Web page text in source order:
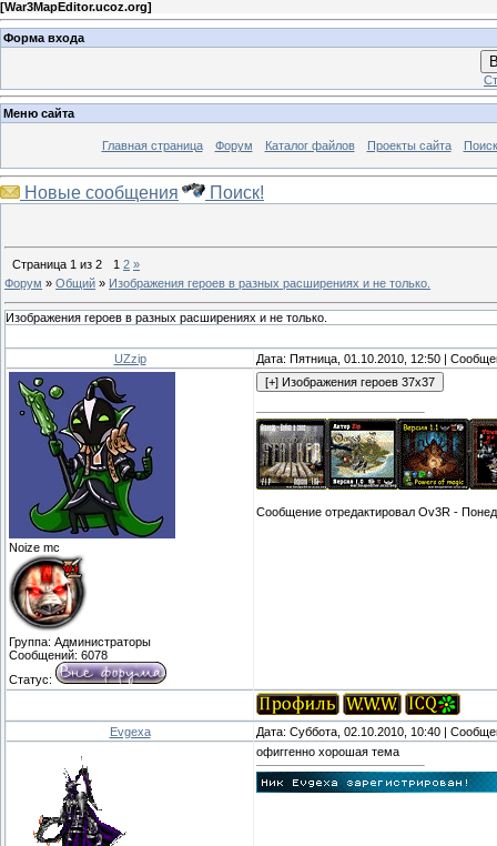
[War3MapEditor.ucoz.org]
Форма входа
Меню сайта
Главная страница Форум Каталог файлов Проекты сайта
Новые сообщения Поиск!
Страница 1 из 2 1 2 »
Форум » Общий » Изображения героев в разных расширениях и не только.
Изображения героев в разных расширениях и не только.
UZzip Дата: Пятница, 01.10.2010, 12:50 |
Noize mc
Группа: Администраторы
Сообщений: 6078
Статус:
Сообщение отредактировал Ov3R -
Evgexa Дата: Суббота, 02.10.2010, 10:40 |
офиггенно хорошая тема